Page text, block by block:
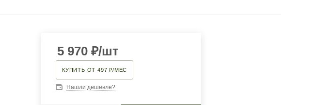
5 970 ₽/шт
КУПИТЬ ОТ 497 ₽/МЕС
Нашли дешевле?